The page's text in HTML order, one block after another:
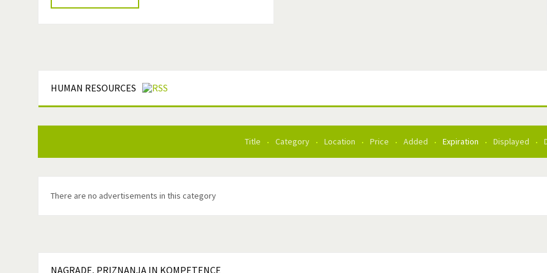
HUMAN RESOURCES
Title Category Location Price Added Expiration Displayed
There are no advertisements in this category
NAGRADE, PRIZNANJA IN KOMPETENCE